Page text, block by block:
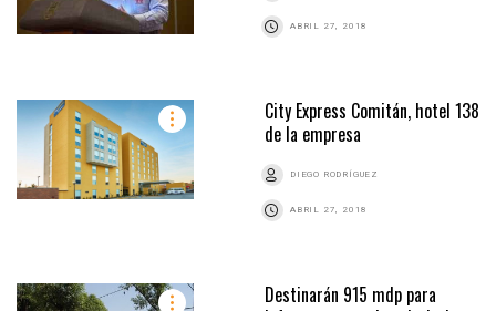
ABRIL 27, 2018
City Express Comitán, hotel 138
de la empresa
DIEGO RODRÍGUEZ
ABRIL 27, 2018
Destinarán 915 mdp para